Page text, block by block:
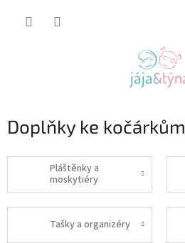
Doplňky ke kočárkům
Pláštěnky a
moskytiéry
Tašky a organizéry